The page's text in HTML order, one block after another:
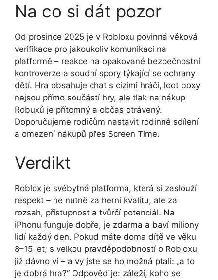
Na co si dát pozor
Od prosince 2025 je v Robloxu povinná věková
verifikace pro jakoukoliv komunikaci na
platformě – reakce na opakované bezpečnostní
kontroverze a soudní spory týkající se ochrany
dětí. Hra obsahuje chat s cizími hráči, loot boxy
nejsou přímo součástí hry, ale tlak na nákup
Robuxů je přítomný a občas otrávený.
Doporučujeme rodičům nastavit rodinné sdílení
a omezení nákupů přes Screen Time.
Verdikt
Roblox je svébytná platforma, která si zaslouží
respekt – ne nutně za herní kvalitu, ale za
rozsah, přístupnost a tvůrčí potenciál. Na
iPhonu funguje dobře, je zdarma a baví miliony
lidí každý den. Pokud máte doma dítě ve věku
8–15 let, s velkou pravděpodobností o Robloxu
již dávno ví – a vy jste se ho možná ptali: „a to
je dobrá hra?“ Odpověď je: záleží, koho se